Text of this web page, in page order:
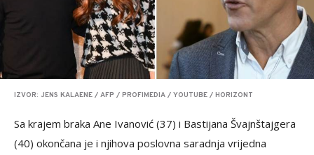
IZVOR: JENS KALAENE / AFP / PROFIMEDIA / YOUTUBE / HORIZONT
Sa krajem braka Ane Ivanović (37) i Bastijana Švajnštajgera
(40) okončana je i njihova poslovna saradnja vrijedna